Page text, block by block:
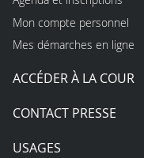
Mon compte personnel
Mes démarches en ligne
ACCÉDER À LA COUR
CONTACT PRESSE
USAGES